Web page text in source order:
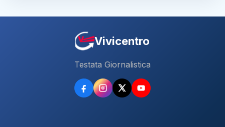
Vivicentro
Testata Giornalistica